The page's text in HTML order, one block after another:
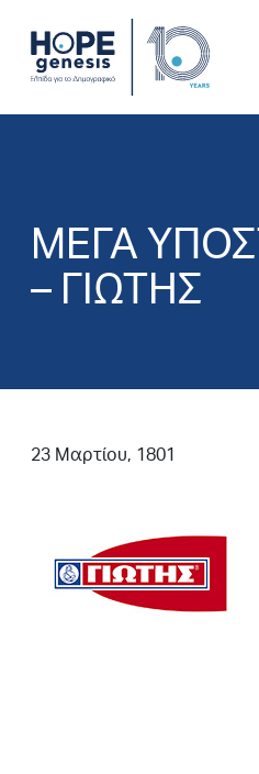
ΜΕΓΑ
– ΓΙΩΤΗΣ
23 Μαρτίου, 1801